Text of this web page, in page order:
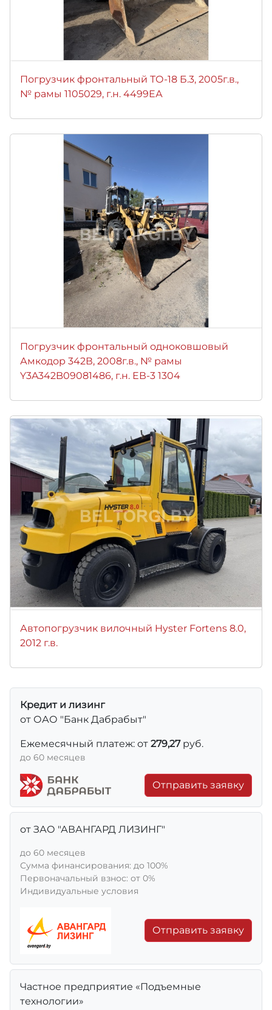
Погрузчик фронтальный ТО-18 Б.3, 2005г.в.,
№ рамы 1105029, г.н. 4499ЕА
Погрузчик фронтальный одноковшовый
Амкодор 342В, 2008г.в., № рамы
Y3A342B09081486, г.н. ЕВ-3 1304
Автопогрузчик вилочный Hyster Fortens 8.0,
2012 г.в.
Кредит и лизинг
от ОАО "Банк Дабрабыт"
Ежемесячный платеж: от 279,27руб.
до 60 месяцев
Отправить заявку
от ЗАО "АВАНГАРД ЛИЗИНГ"
до 60 месяцев
Сумма финансирования: до 100%
Первоначальный взнос: от 0%
Индивидуальные условия
Отправить заявку
Частное предприятие «Подъемные
технологии»